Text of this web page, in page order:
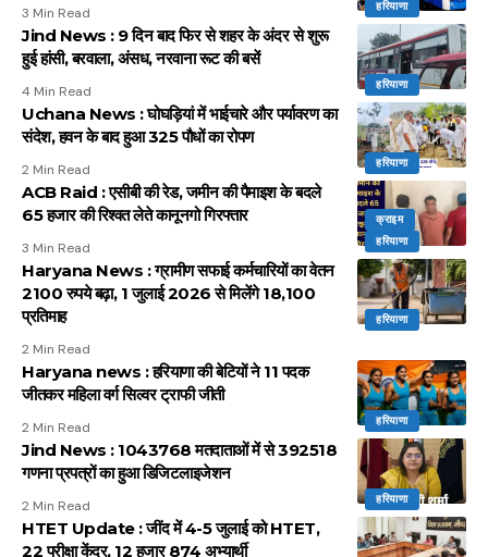
हरियाणा
3 Min Read
हरियाणा
Jind News : 9 दिन बाद फिर से शहर के अंदर से शुरू
हुई हांसी, बरवाला, अंसध, नरवाना रूट की बसें
4 Min Read
हरियाणा
Uchana News : घोघड़ियां में भाईचारे और पर्यावरण का
संदेश, हवन के बाद हुआ 325 पौधों का रोपण
2 Min Read
क्राइम
हरियाणा
ACB Raid : एसीबी की रेड, जमीन की पैमाइश के बदले
65 हजार की रिश्वत लेते कानूनगो गिरफ्तार
3 Min Read
हरियाणा
Haryana News : ग्रामीण सफाई कर्मचारियों का वेतन
2100 रुपये बढ़ा, 1 जुलाई 2026 से मिलेंगे 18,100
प्रतिमाह
2 Min Read
हरियाणा
Haryana news : हरियाणा की बेटियों ने 11 पदक
जीतकर महिला वर्ग सिल्वर ट्राफी जीती
2 Min Read
हरियाणा
Jind News : 1043768 मतदाताओं में से 392518
गणना प्रपत्रों का हुआ डिजिटलाइजेशन
2 Min Read
HTET Update : जींद में 4-5 जुलाई को HTET,
22 परीक्षा केंद्र, 12 हजार 874 अभ्यार्थी